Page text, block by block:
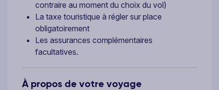
contraire au moment du choix du vol)
La taxe touristique à régler sur place
obligatoirement
Les assurances complémentaires
facultatives.
À propos de votre voyage